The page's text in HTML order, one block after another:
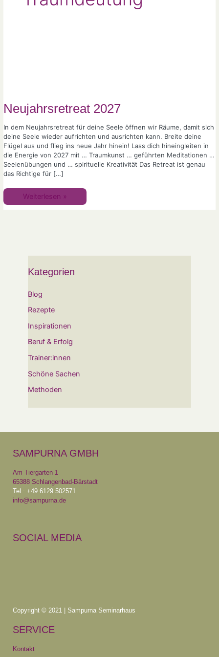
Neujahrsretreat 2027
In dem Neujahrsretreat für deine Seele öffnen wir Räume, damit sich
deine Seele wieder aufrichten und ausrichten kann. Breite deine
Flügel aus und flieg ins neue Jahr hinein! Lass dich hineingleiten in
die Energie von 2027 mit … Traumkunst … geführten Meditationen …
Seelenübungen und … spirituelle Kreativität Das Retreat ist genau
das Richtige für […]
Weiterlesen »
Kategorien
Blog
Rezepte
Inspirationen
Beruf & Erfolg
Trainer:innen
Schöne Sachen
Methoden
SAMPURNA GMBH
Am Tiergarten 1
65388 Schlangenbad-Bärstadt
Tel.: +49 6129 502571
info@sampurna.de
SOCIAL MEDIA
Copyright © 2021 | Sampurna Seminarhaus
SERVICE
Kontakt